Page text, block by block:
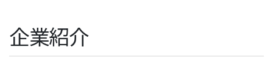
企業紹介